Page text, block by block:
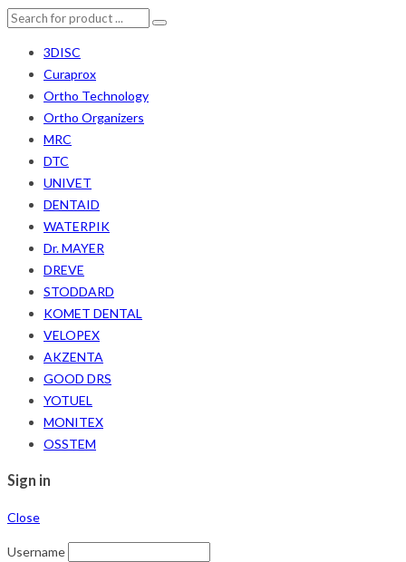
3DISC
Curaprox
Ortho Technology
Ortho Organizers
MRC
DTC
UNIVET
DENTAID
WATERPIK
Dr. MAYER
DREVE
STODDARD
KOMET DENTAL
VELOPEX
AKZENTA
GOOD DRS
YOTUEL
MONITEX
OSSTEM
Sign in
Close
Username